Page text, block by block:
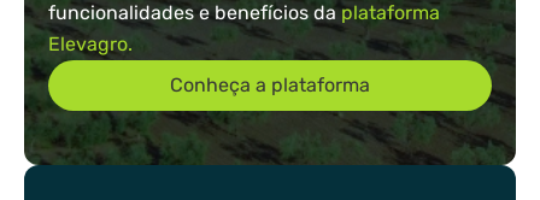
funcionalidades e benefícios daplataforma
Elevagro.
Conheça a plataforma